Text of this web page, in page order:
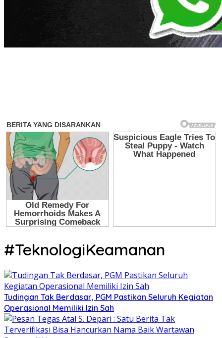
#TeknologiKeamanan
Tudingan Tak Berdasar, PGM Pastikan Seluruh Kegiatan
Operasional Memiliki Izin Sah